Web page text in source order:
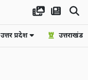
उत्तर प्रदेश उत्तराखंड